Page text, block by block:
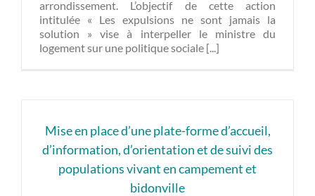
arrondissement. L’objectif de cette action
intitulée « Les expulsions ne sont jamais la
solution » vise à interpeller le ministre du
logement sur une politique sociale [...]
Mise en place d’une plate-forme d’accueil,
d’information, d’orientation et de suivi des
populations vivant en campement et
bidonville